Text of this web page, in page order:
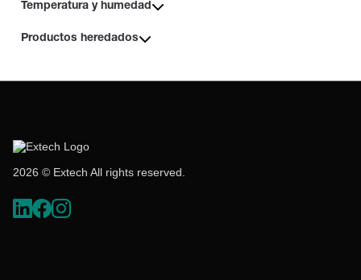
Temperatura y humedad
Productos heredados
2026 © Extech All rights reserved.